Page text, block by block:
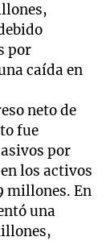
por
caída en
neto de
fue
por
los activos
millones. En
una